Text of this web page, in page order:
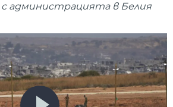
с администрацията в Белия